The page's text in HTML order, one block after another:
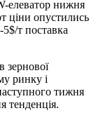
елеватор нижня
ціни опустились
т поставка
зернової
ринку і
тижня
тенденція.